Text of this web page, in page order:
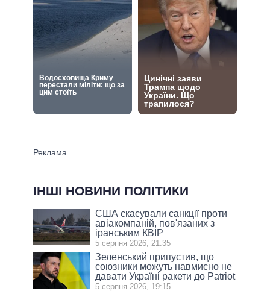
ІНШІ НОВИНИ ПОЛІТИКИ
США скасували санкції проти
авіакомпаній, пов'язаних з
іранським КВІР
5 серпня 2026, 21:35
Зеленський припустив, що
союзники можуть навмисно не
давати Україні ракети до Patriot
5 серпня 2026, 19:15